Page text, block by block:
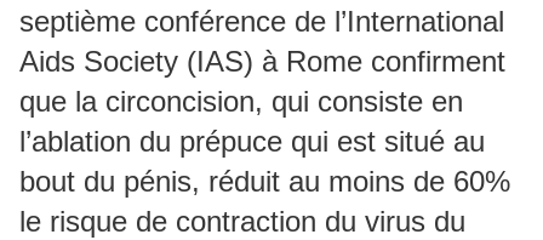
septième conférence de l’International
Aids Society (IAS) à Rome confirment
que la circoncision, qui consiste en
l’ablation du prépuce qui est situé au
bout du pénis, réduit au moins de 60%
le risque de contraction du virus du